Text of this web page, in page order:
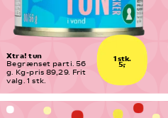
1 stk.
5,-
Xtra! tun
Begrænset parti. 56
g. Kg-pris 89,29. Frit
valg. 1 stk.